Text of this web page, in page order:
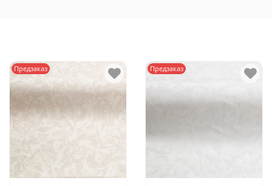
Предзаказ Предзаказ